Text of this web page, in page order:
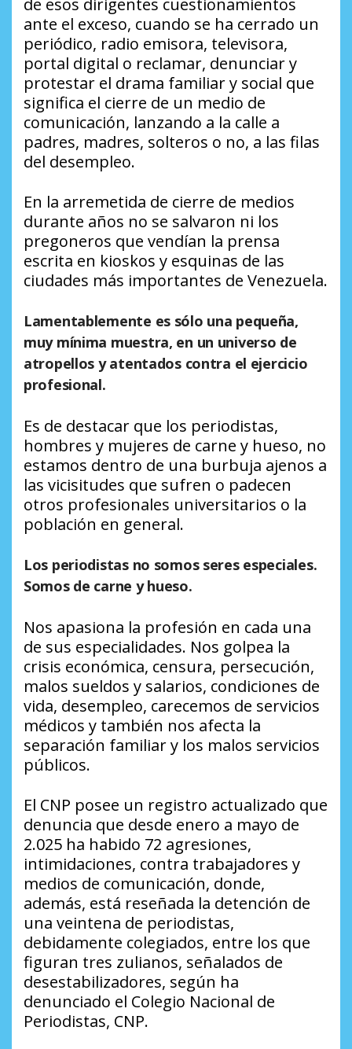
de esos dirigentes cuestionamientos
ante el exceso, cuando se ha cerrado un
periódico, radio emisora, televisora,
portal digital o reclamar, denunciar y
protestar el drama familiar y social que
significa el cierre de un medio de
comunicación, lanzando a la calle a
padres, madres, solteros o no, a las filas
del desempleo.
En la arremetida de cierre de medios
durante años no se salvaron ni los
pregoneros que vendían la prensa
escrita en kioskos y esquinas de las
ciudades más importantes de Venezuela.
Lamentablemente es sólo una pequeña,
muy mínima muestra, en un universo de
atropellos y atentados contra el ejercicio
profesional.
Es de destacar que los periodistas,
hombres y mujeres de carne y hueso, no
estamos dentro de una burbuja ajenos a
las vicisitudes que sufren o padecen
otros profesionales universitarios o la
población en general.
Los periodistas no somos seres especiales.
Somos de carne y hueso.
Nos apasiona la profesión en cada una
de sus especialidades. Nos golpea la
crisis económica, censura, persecución,
malos sueldos y salarios, condiciones de
vida, desempleo, carecemos de servicios
médicos y también nos afecta la
separación familiar y los malos servicios
públicos.
El CNP posee un registro actualizado que
denuncia que desde enero a mayo de
2.025 ha habido 72 agresiones,
intimidaciones, contra trabajadores y
medios de comunicación, donde,
además, está reseñada la detención de
una veintena de periodistas,
debidamente colegiados, entre los que
figuran tres zulianos, señalados de
desestabilizadores, según ha
denunciado el Colegio Nacional de
Periodistas, CNP.